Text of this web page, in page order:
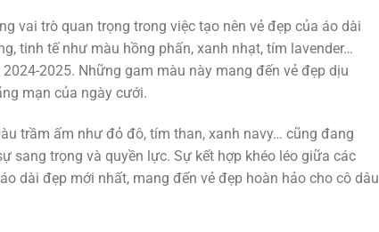
vai trò quan trọng trong việc tạo nên vẻ đẹp của áo dài
tinh tế như màu hồng phấn, xanh nhạt, tím lavender…
2025. Những gam màu này mang đến vẻ đẹp dịu
mạn của ngày cưới.
trầm ấm như đỏ đô, tím than, xanh navy… cũng đang
sang trọng và quyền lực. Sự kết hợp khéo léo giữa các
dài đẹp mới nhất, mang đến vẻ đẹp hoàn hảo cho cô dâu